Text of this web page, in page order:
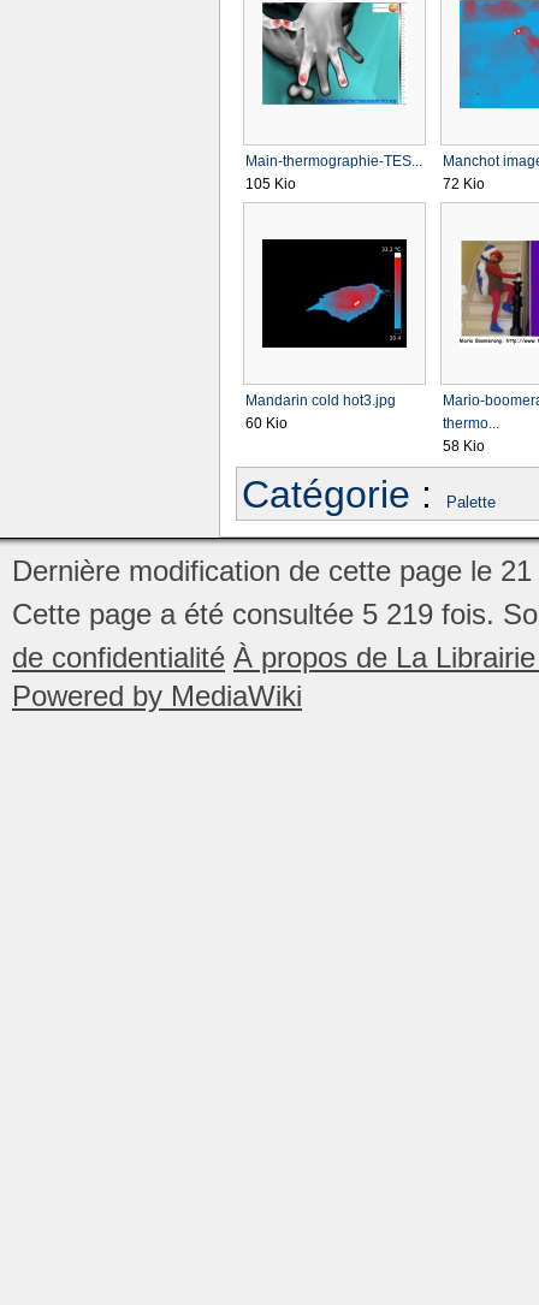
Main-thermographie-TES...
105 Kio
Manchot
72 Kio
Mandarin cold hot3.jpg
60 Kio
Mario-
thermo...
58 Kio
Catégorie : Palette
Dernière modification de cette page le
Cette page a été consultée 5 219 fois.
de confidentialité À propos de La
Powered by MediaWiki